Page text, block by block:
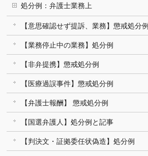
処分例：弁護士業務上
【意思確認せず提訴、業務】懲戒処分例
【業務停止中の業務】処分例
【非弁提携】懲戒処分例
【医療過誤事件】懲戒処分例
【弁護士報酬】 懲戒処分例
【国選弁護人】処分例と記事
【判決文・証拠委任状偽造】処分例